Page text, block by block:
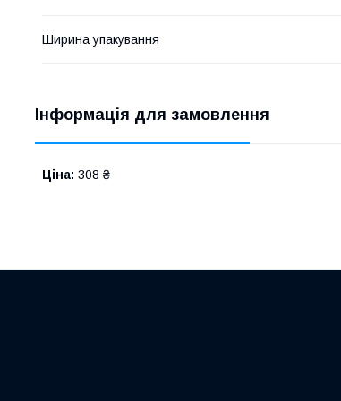
Ширина упакування
Інформація для замовлення
Ціна: 308 ₴